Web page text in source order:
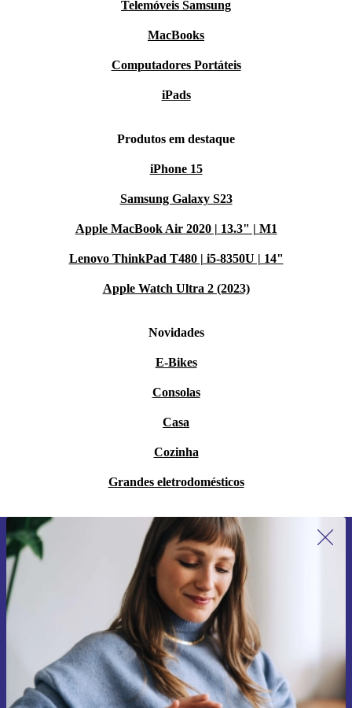
Telemóveis Samsung
MacBooks
Computadores Portáteis
iPads
Produtos em destaque
iPhone 15
Samsung Galaxy S23
Apple MacBook Air 2020 | 13.3" | M1
Lenovo ThinkPad T480 | i5-8350U | 14"
Apple Watch Ultra 2 (2023)
Novidades
E-Bikes
Consolas
Casa
Cozinha
Grandes eletrodomésticos
Subscreve a nossa newsletter pela
primeira vez e poupa 15€!
Não percas mais nenhuma oferta.
Pedir voucher
Informações sobre o uso de dados pessoais podem ser encontrados na